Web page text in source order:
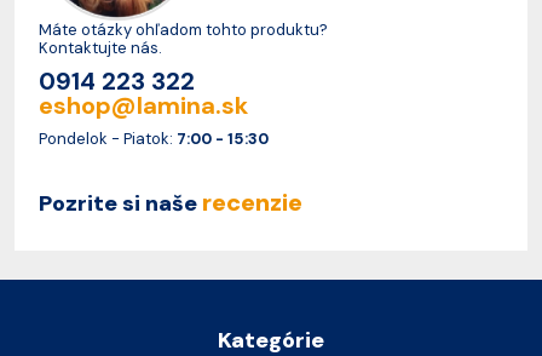
Máte otázky ohľadom tohto produktu?
Kontaktujte nás.
0914 223 322
eshop@lamina.sk
Pondelok - Piatok: 7:00 - 15:30
Pozrite si naše recenzie
Kategórie